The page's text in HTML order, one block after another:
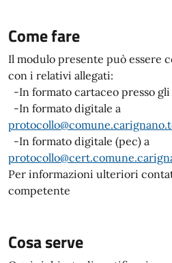
Come fare
Il modulo presente può essere
con i relativi allegati:
-In formato cartaceo presso
-In formato digitale a
-In formato digitale (pec) a
Per informazioni ulteriori
competente
Cosa serve